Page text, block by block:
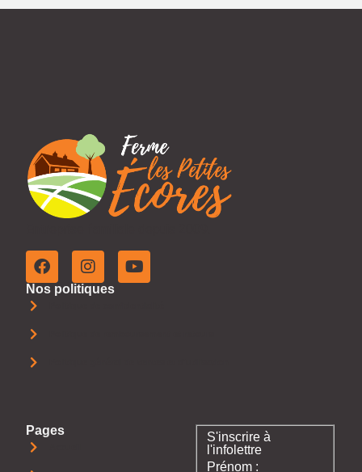
Nos politiques
Pages
S'inscrire à
l'infolettre
Prénom :